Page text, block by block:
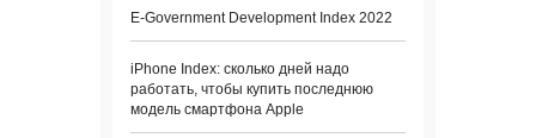
E-Government Development Index 2022
iPhone Index: сколько дней надо
работать, чтобы купить последнюю
модель смартфона Apple